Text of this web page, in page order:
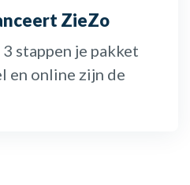
ZieZo
stappen je pakket
en online zijn de